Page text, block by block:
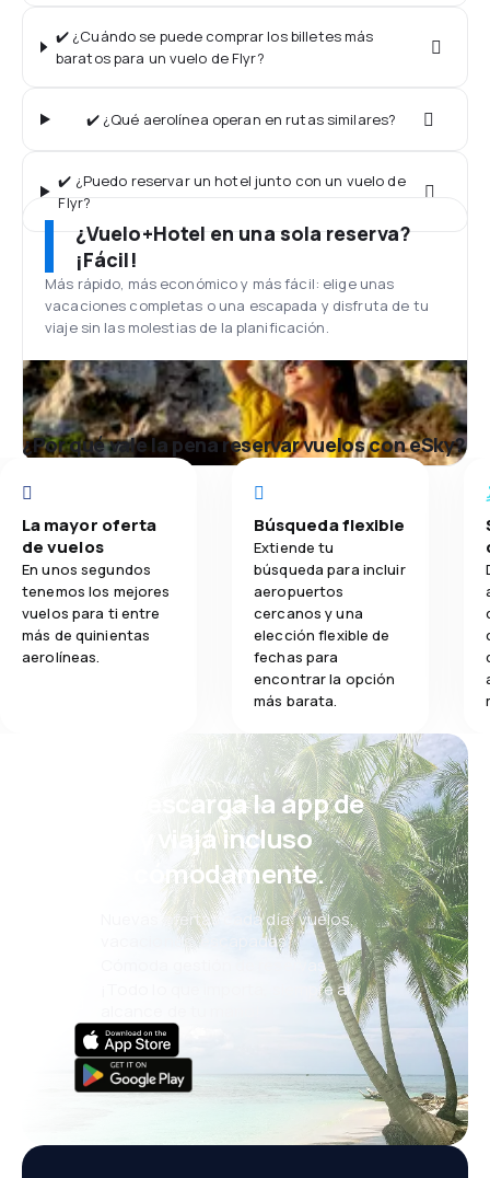
✔️ ¿Cuándo se puede comprar los billetes más
baratos para un vuelo de Flyr?
✔️ ¿Qué aerolínea operan en rutas similares?
✔️ ¿Puedo reservar un hotel junto con un vuelo de
Flyr?
¿Vuelo+Hotel en una sola reserva?
¡Fácil!
Más rápido, más económico y más fácil: elige unas
vacaciones completas o una escapada y disfruta de tu
viaje sin las molestias de la planificación.
¿Por qué vale la pena reservar vuelos con eSky?
La mayor oferta
de vuelos
En unos segundos
tenemos los mejores
vuelos para ti entre
más de quinientas
aerolíneas.
Búsqueda flexible
Extiende tu
búsqueda para incluir
aeropuertos
cercanos y una
elección flexible de
fechas para
encontrar la opción
más barata.
¡Eh! Descarga la app de
eSky y viaja incluso
más cómodamente.
Nuevas ofertas cada día: vuelos,
vacaciones, escapadas
Cómoda gestión de reservas
¡Todo lo que importa, siempre al